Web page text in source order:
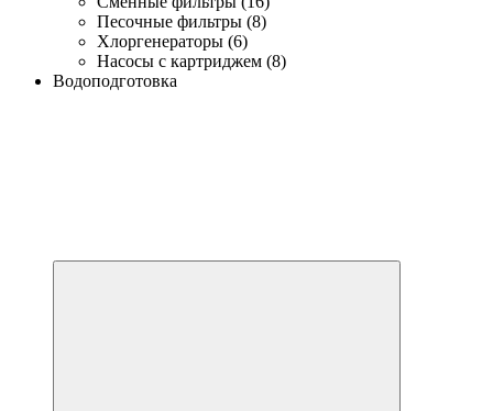
Песочные фильтры (8)
Хлоргенераторы (6)
Насосы с картриджем (8)
Водоподготовка